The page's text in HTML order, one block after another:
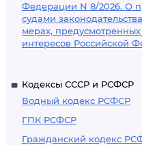
Федерации N 8/2026. О
судами
мерах,
интересов Российской
Кодексы СССР и РСФСР
Водный кодекс РСФСР
ГПК РСФСР
Гражданский кодекс